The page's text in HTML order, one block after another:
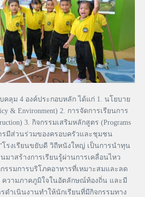
คลุม 4 องค์ประกอบหลัก ได้แก่ 1. นโยบาย
& Environment) 2. การจัดการเรียนการ
3. กิจกรรมเสริมหลักสูตร (Programs
ารมีส่วนร่วมของครอบครัวและชุมชน
โรงเรียนขยับดี วิถีหนังใหญ่ เป็นการนำทุน
าสร้างการเรียนรู้ผ่านการเคลื่อนไหว
รรมการบริโภคอาหารที่เหมาะสมและลด
ความภาคภูมิใจในอัตลักษณ์ท้องถิ่น และมี
ดำเนินงานทำให้นักเรียนที่มีกิจกรรมทาง